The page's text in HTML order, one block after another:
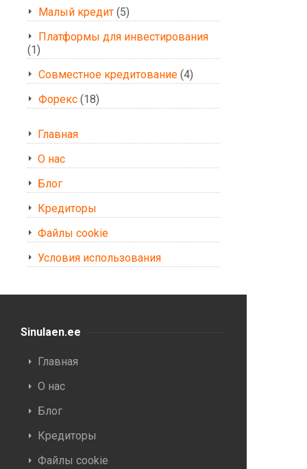
Малый кредит (5)
Платформы для инвестирования
(1)
Совместное кредитование (4)
Форекс (18)
Главная
О нас
Блог
Кредиторы
Файлы cookie
Условия использования
Sinulaen.ee
Главная
О нас
Блог
Кредиторы
Файлы cookie